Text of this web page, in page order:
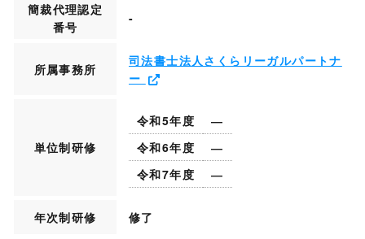
簡裁代理認定
番号
-
所属事務所
司法書士法人さくらリーガルパートナ
ー
単位制研修
令和5年度
―
令和6年度
―
令和7年度
―
年次制研修 修了